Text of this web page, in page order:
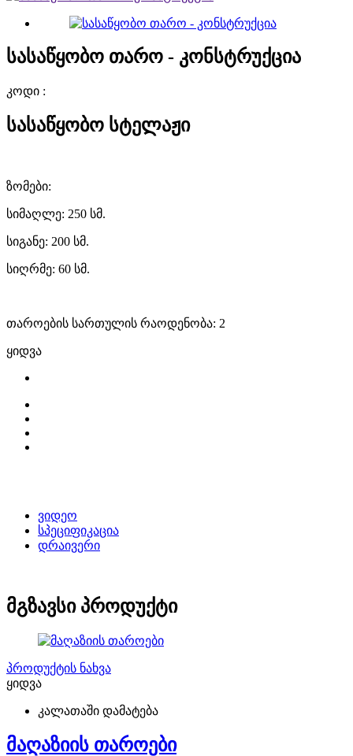
სასაწყობო თარო - კონსტრუქცია
კოდი :
სასაწყობო სტელაჟი
ზომები:
სიმაღლე: 250 სმ.
სიგანე: 200 სმ.
სიღრმე: 60 სმ.
თაროების სართულის რაოდენობა: 2
ყიდვა
ვიდეო
სპეციფიკაცია
დრაივერი
მგზავსი პროდუქტი
პროდუქტის ნახვა
ყიდვა
კალათაში დამატება
მაღაზიის თაროები